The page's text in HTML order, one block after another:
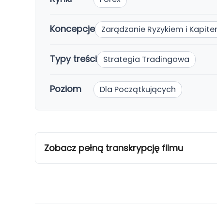
Koncepcje Zarądzanie Ryzykiem i
Typy treści Strategia Tradingowa
Poziom Dla Początkujących
Zobacz pełną transkrypcję filmu